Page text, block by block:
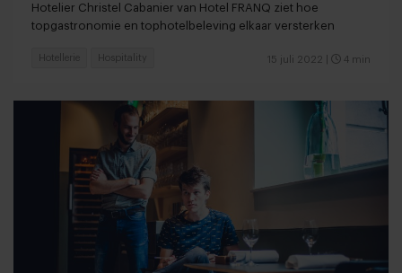
Hotelier Christel Cabanier van Hotel FRANQ ziet hoe
topgastronomie en tophotelbeleving elkaar versterken
15 juli 2022 4 min
Hotellerie Hospitality